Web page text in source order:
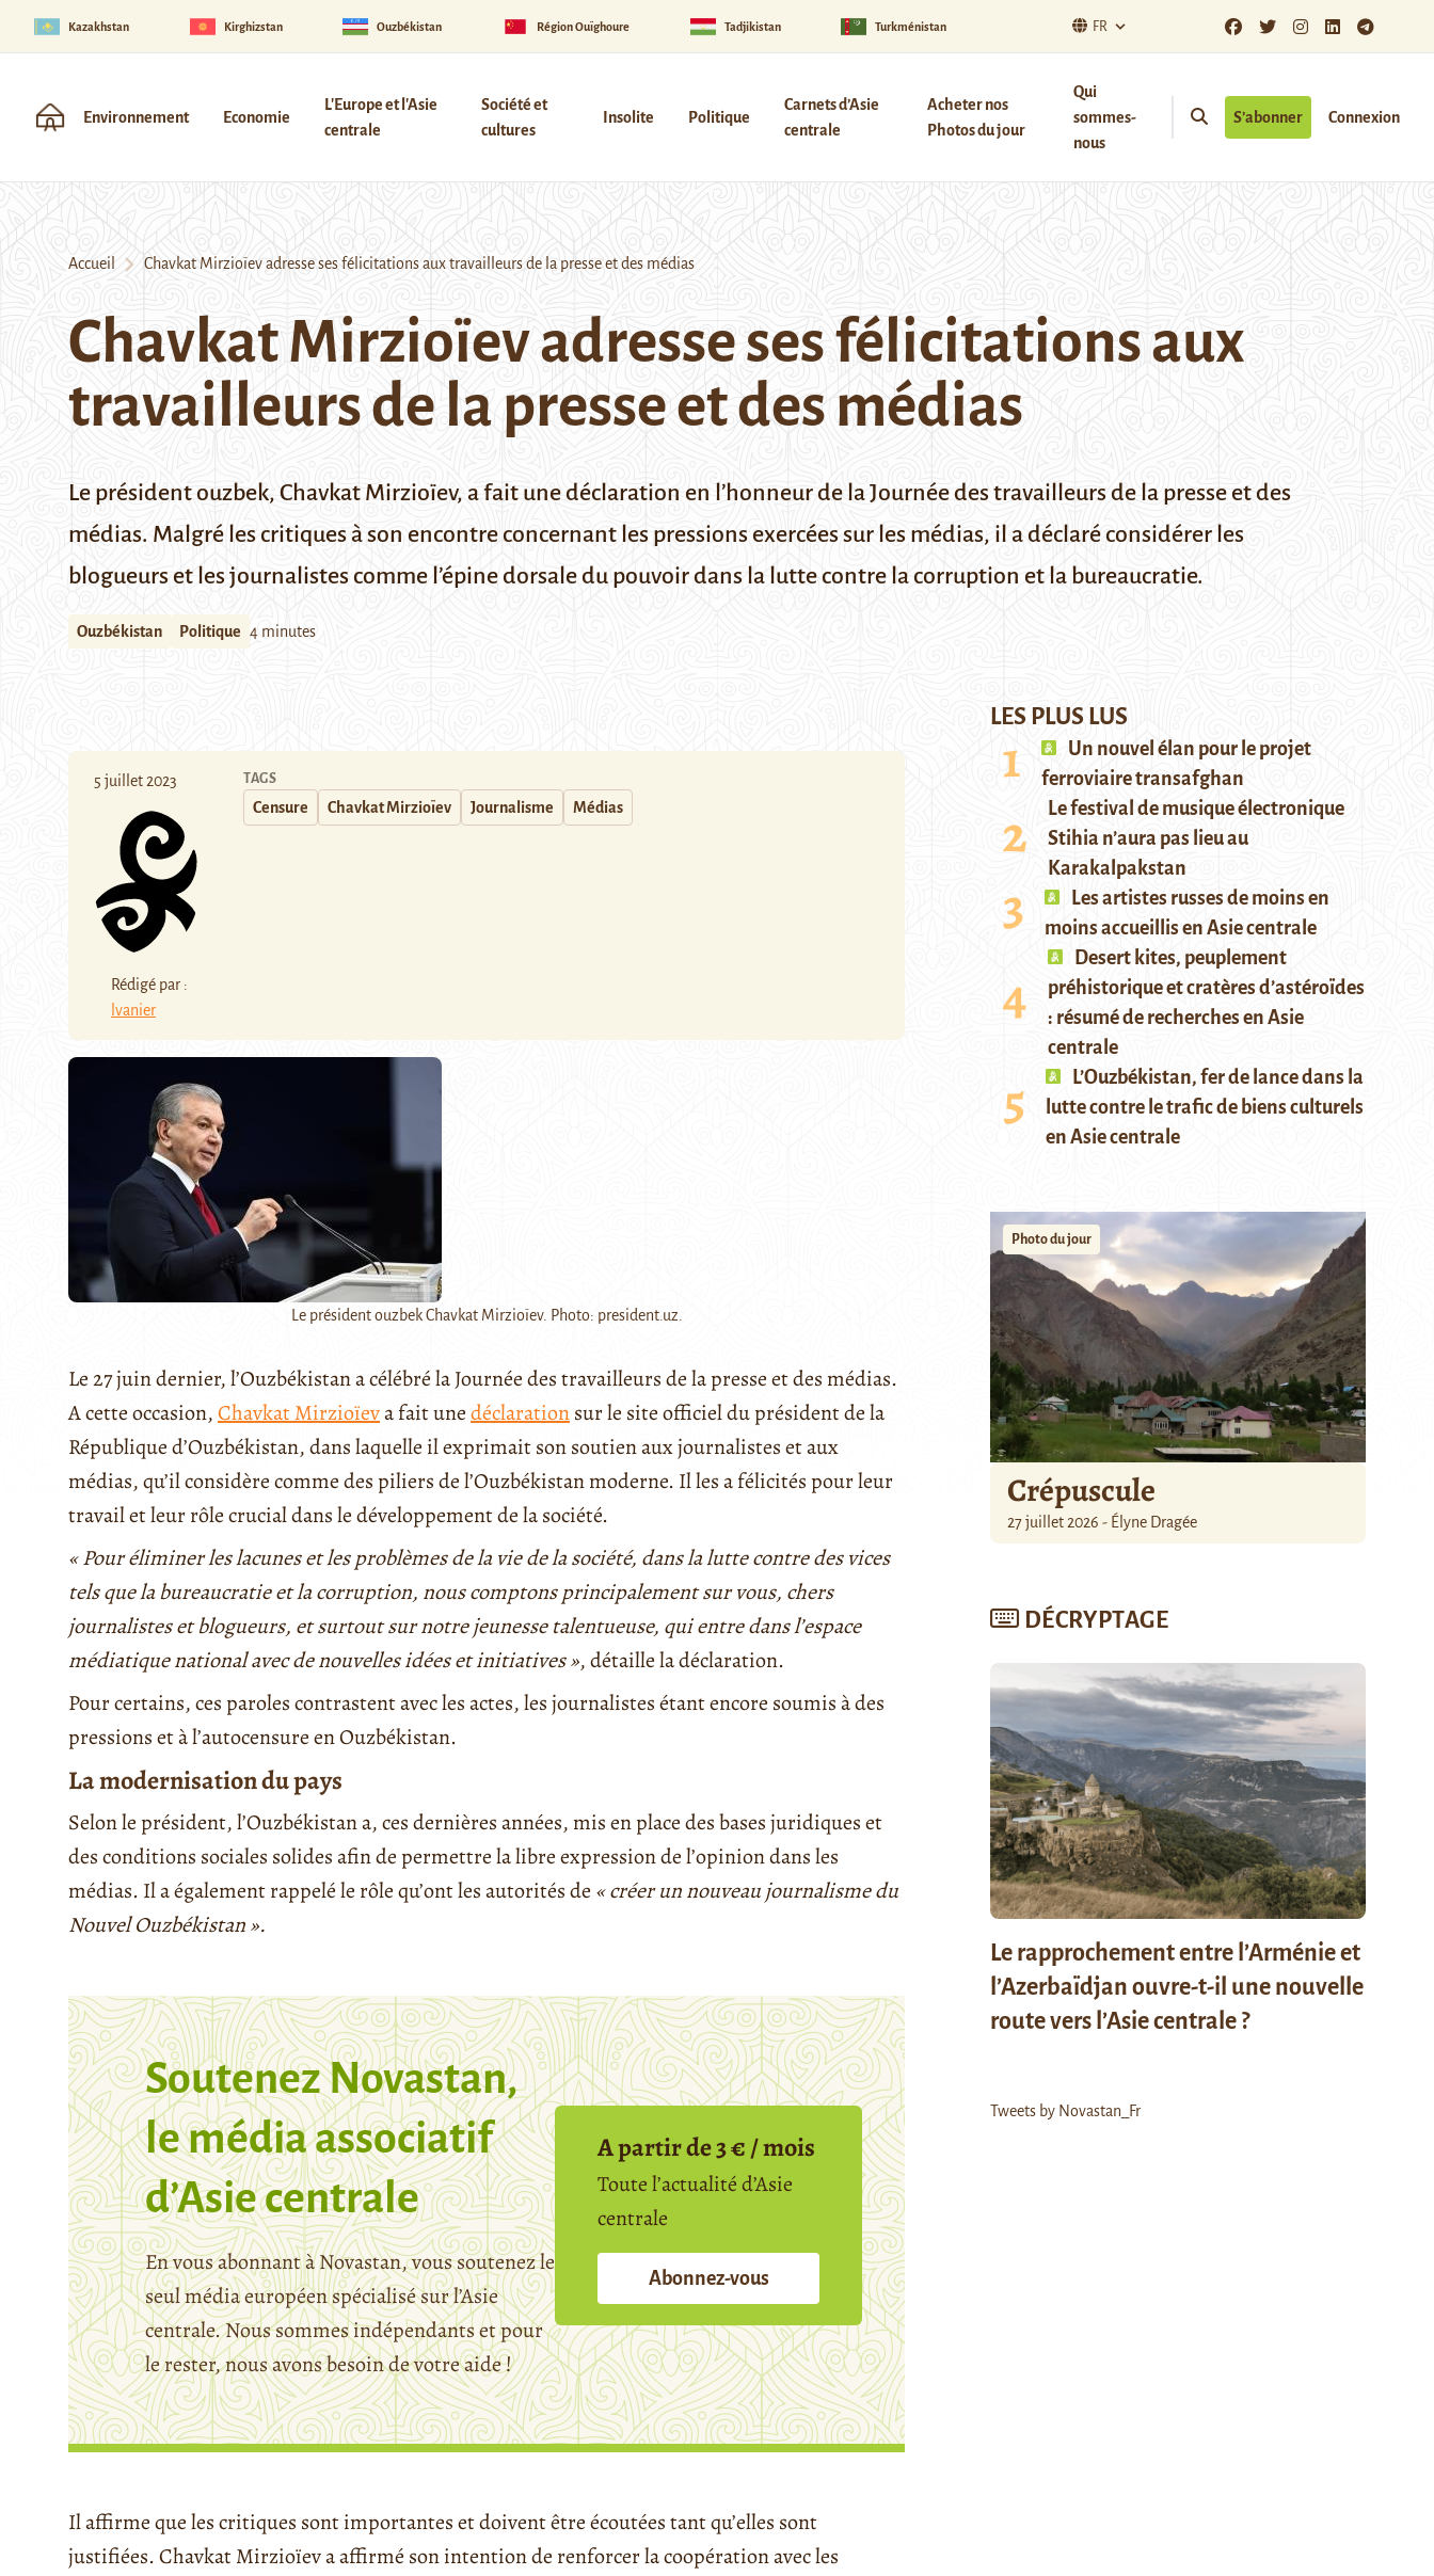
Kazakhstan Kirghizstan Ouzbékistan Région Ouïghoure Tadjikistan Turkménistan FR
Environnement Economie
L'Europe et l'Asie
centrale
Société et
cultures
Insolite Politique
Carnets d’Asie
centrale
Acheter nos
Photos du jour
Qui
sommes-
nous
S’abonner Connexion
Accueil Chavkat Mirzioïev adresse ses félicitations aux travailleurs de la presse et des médias
Chavkat Mirzioïev adresse ses félicitations aux
travailleurs de la presse et des médias
Le président ouzbek, Chavkat Mirzioïev, a fait une déclaration en l’honneur de la Journée des travailleurs de la presse et des
médias. Malgré les critiques à son encontre concernant les pressions exercées sur les médias, il a déclaré considérer les
blogueurs et les journalistes comme l’épine dorsale du pouvoir dans la lutte contre la corruption et la bureaucratie.
Ouzbékistan Politique 4 minutes
5 juillet 2023
Rédigé par :
lvanier
TAGS
Censure Chavkat Mirzioïev Journalisme Médias
Le président ouzbek Chavkat Mirzioïev. Photo: president.uz.
Le 27 juin dernier, l’Ouzbékistan a célébré la Journée des travailleurs de la presse et des médias.
A cette occasion,Chavkat Mirzioïeva fait unedéclarationsur le site officiel du président de la
République d’Ouzbékistan, dans laquelle il exprimait son soutien aux journalistes et aux
médias, qu’il considère comme des piliers de l’Ouzbékistan moderne. Il les a félicités pour leur
travail et leur rôle crucial dans le développement de la société.
« Pour éliminer les lacunes et les problèmes de la vie de la société, dans la lutte contre des vices
tels que la bureaucratie et la corruption, nous comptons principalement sur vous, chers
journalistes et blogueurs, et surtout sur notre jeunesse talentueuse, qui entre dans l’espace
médiatique national avec de nouvelles idées et initiatives », détaille la déclaration.
Pour certains, ces paroles contrastent avec les actes, les journalistes étant encore soumis à des
pressions et à l’autocensure en Ouzbékistan.
La modernisation du pays
Selon le président, l’Ouzbékistan a, ces dernières années, mis en place des bases juridiques et
des conditions sociales solides afin de permettre la libre expression de l’opinion dans les
médias. Il a également rappelé le rôle qu’ont les autorités de « créer un nouveau journalisme du
Nouvel Ouzbékistan ».
Soutenez Novastan,
le média associatif
d’Asie centrale
En vous abonnant à Novastan, vous soutenez le
seul média européen spécialisé sur l’Asie
centrale. Nous sommes indépendants et pour
le rester, nous avons besoin de votre aide !
A partir de 3 € / mois
Toute l’actualité d’Asie
centrale
Abonnez-vous
Il affirme que les critiques sont importantes et doivent être écoutées tant qu’elles sont
justifiées. Chavkat Mirzioïev a affirmé son intention de renforcer la coopération avec les
LES PLUS LUS
Un nouvel élan pour le projet
ferroviaire transafghan
Le festival de musique électronique
Stihia n’aura pas lieu au
Karakalpakstan
Les artistes russes de moins en
moins accueillis en Asie centrale
Desert kites, peuplement
préhistorique et cratères d’astéroïdes
: résumé de recherches en Asie
centrale
L’Ouzbékistan, fer de lance dans la
lutte contre le trafic de biens culturels
en Asie centrale
Photo du jour
Crépuscule
27 juillet 2026 - Élyne Dragée
DÉCRYPTAGE
Le rapprochement entre l’Arménie et
l’Azerbaïdjan ouvre-t-il une nouvelle
route vers l’Asie centrale ?
Tweets by Novastan_Fr